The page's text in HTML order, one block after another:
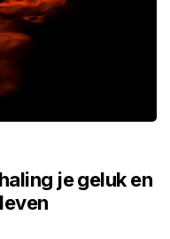
je geluk en